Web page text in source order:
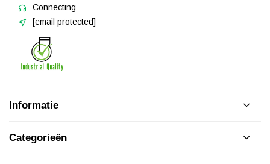
Connecting
[email protected]
Informatie
Categorieën